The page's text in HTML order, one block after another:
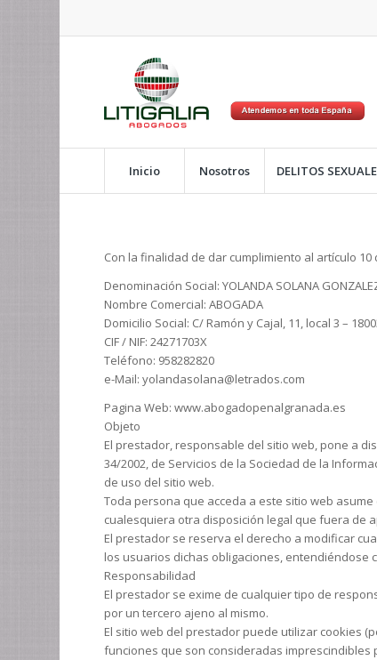
Inicio Nosotros DELITOS
Con la finalidad de dar cumplimiento al artículo
Denominación Social: YOLANDA SOLANA
Nombre Comercial: ABOGADA
Domicilio Social: C/ Ramón y Cajal, 11, local 3 –
CIF / NIF: 24271703X
Teléfono: 958282820
e-Mail: yolandasolana@letrados.com
Pagina Web: www.abogadopenalgranada.es
Objeto
El prestador, responsable del sitio web, pone a
34/2002, de Servicios de la Sociedad de la
de uso del sitio web.
Toda persona que acceda a este sitio web
cualesquiera otra disposición legal que fuera de
El prestador se reserva el derecho a modificar
los usuarios dichas obligaciones, entendiéndose
Responsabilidad
El prestador se exime de cualquier tipo de
por un tercero ajeno al mismo.
El sitio web del prestador puede utilizar cookies
funciones que son consideradas imprescindibles